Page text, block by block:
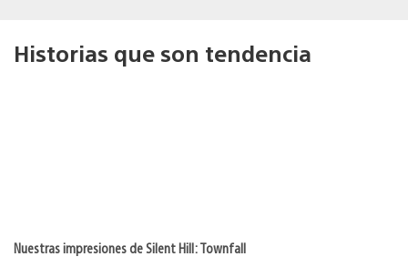
Historias que son tendencia
Nuestras impresiones de Silent Hill: Townfall